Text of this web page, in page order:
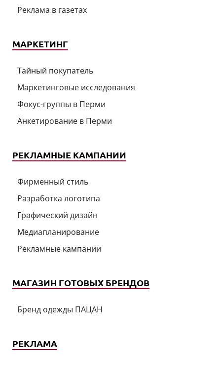
Реклама в газетах
МАРКЕТИНГ
Тайный покупатель
Маркетинговые исследования
Фокус-группы в Перми
Анкетирование в Перми
РЕКЛАМНЫЕ КАМПАНИИ
Фирменный стиль
Разработка логотипа
Графический дизайн
Медиапланирование
Рекламные кампании
МАГАЗИН ГОТОВЫХ БРЕНДОВ
Бренд одежды ПАЦАН
РЕКЛАМА